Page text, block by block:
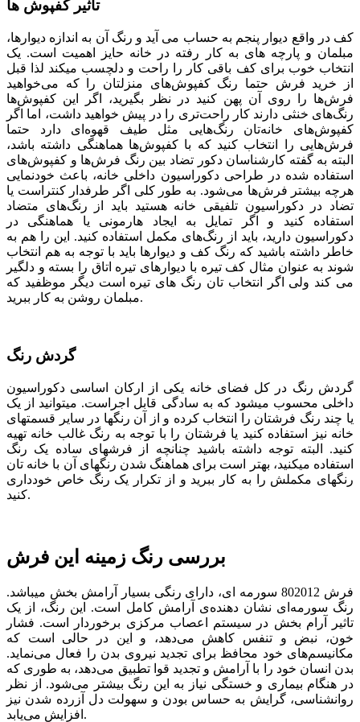
تاثیر کفپوش ها
کف در واقع دیوار پنجم به حساب می­ آید و رنگ آن به اندازه دیوارها،
مبلمان و پارچه­ های به کار رفته در خانه حایز اهمیت است. یک
انتخاب خوب برای کف باقی کار را راحت و دلچسب می­کند لذا قبل
از خرید فرش حتما رنگ کفپوش‌های منزلتان را که می‌خواهید
فرش‌ها را روی آن پهن کنید در نظر بگیرید، اگر این کفپوش‌ها
رنگ‌های خنثی دارند کار راحت‌تری را در پیش خواهید داشت، اما اگر
کفپوش‌های خانه‌تان رنگ‌هایی مثل طیف قهوه‌ای دارد حتما
فرش‌هایی را انتخاب کنید که با کفپوش‌ها هماهنگی داشته باشد،
البته به گفته کارشناسان دکور تضاد بین رنگ فرش‌ها و کفپوش‌های
استفاده شده در طراحی دکوراسیون داخلی خانه، باعث خودنمایی
هرچه بیشتر فرش‌ها می‌شود. به طور کلی اگر طرفدار کنتراست یا
تضاد در دکوراسیون تلفیقی خانه هستید باید از رنگ‌های متضاد
استفاده کنید و اگر تمایل به ایجاد هارمونی یا هماهنگی در
دکوراسیون دارید، باید از رنگ‌های مکمل استفاده کنید. این را هم به
خاطر داشته باشید که رنگ کف و دیوارها باید با توجه به هم انتخاب
شوند به عنوان مثال کف تیره با دیوارهای تیره اتاق را بسته و دلگیر
می کند ولی اگر انتخاب تان رنگ های تیره است دیگر موظفید که
مبلمان روشن به کار ببرید.
گردش رنگ
گردش رنگ در کل فضای خانه یکی از ارکان اساسی دکوراسیون
داخلی محسوب می­شود که به سادگی قابل اجراست. می­توانید از یک
یا چند رنگ فرش­تان را انتخاب کرده و از آن رنگ­ها در سایر قسمت­های
خانه نیز استفاده کنید یا فرشتان را با توجه به رنگ غالب خانه تهیه
کنید. البته توجه داشته باشید چنانچه از فرش­های ساده یک رنگ
استفاده می­کنید، بهتر است برای هماهنگ شدن رنگ­های آن با خانه­ تان
رنگ­های مکملش را به کار ببرید و از تکرار یک رنگ خاص خودداری
کنید.
بررسی رنگ زمینه این فرش
فرش 802012 سورمه­ ای، دارای رنگی بسیار آرامش بخش می­باشد.
رنگ سورمه‌ای نشان دهنده‌ی آرامش کامل است. این رنگ، از یک
تاثیر آرام بخش در سیستم اعصاب مرکزی برخوردار است. فشار
خون، نبض و تنفس کاهش می‌دهد، و این در حالی است که
مکانیسم‌های خود محافظ برای تجدید نیروی بدن را فعال می‌نماید.
بدن انسان خود را با آرامش و تجدید قوا تطبیق می‌دهد، به طوری که
در هنگام بیماری و خستگی نیاز به این رنگ بیشتر می‌شود. از نظر
روانشناسی، گرایش به حساس بودن و سهولت دل آزرده شدن نیز
افزایش می‌یابد.